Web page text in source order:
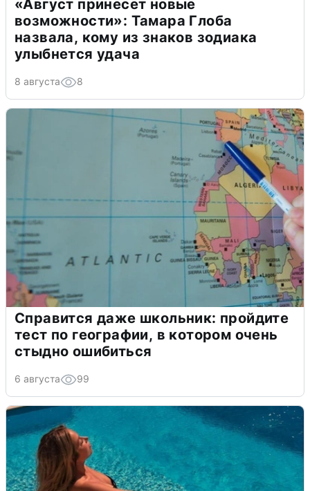
«Август принесет новые
возможности»: Тамара Глоба
назвала, кому из знаков зодиака
улыбнется удача
8 августа 8
Справится даже школьник: пройдите
тест по географии, в котором очень
стыдно ошибиться
6 августа 99